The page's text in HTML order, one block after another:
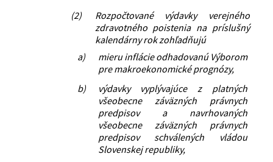
(2)
Rozpočtované výdavky verejného
zdravotného poistenia na príslušný
kalendárny rok zohľadňujú
a)
mieru inflácie odhadovanú Výborom
pre makroekonomické prognózy,
b)
výdavky vyplývajúce z platných
všeobecne záväzných právnych
predpisov a navrhovaných
všeobecne záväzných právnych
predpisov schválených vládou
Slovenskej republiky,